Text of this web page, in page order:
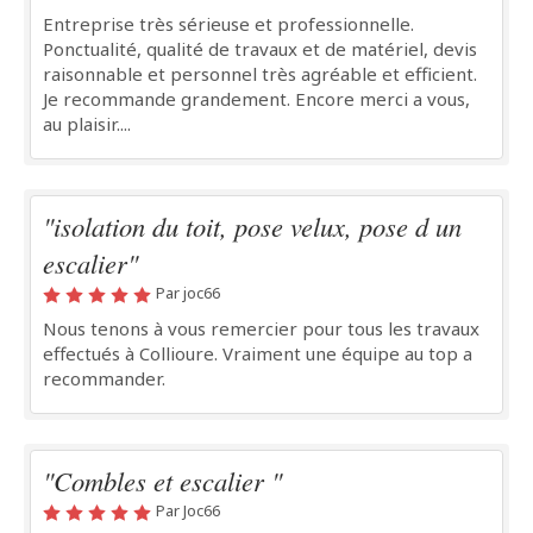
Entreprise très sérieuse et professionnelle.
Ponctualité, qualité de travaux et de matériel, devis
raisonnable et personnel très agréable et efficient.
Je recommande grandement. Encore merci a vous,
au plaisir....
"isolation du toit, pose velux, pose d un
escalier"
Par joc66
Nous tenons à vous remercier pour tous les travaux
effectués à Collioure. Vraiment une équipe au top a
recommander.
"Combles et escalier "
Par Joc66